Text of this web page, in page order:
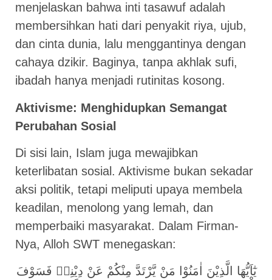
menjelaskan bahwa inti tasawuf adalah
membersihkan hati dari penyakit riya, ujub,
dan cinta dunia, lalu menggantinya dengan
cahaya dzikir. Baginya, tanpa akhlak sufi,
ibadah hanya menjadi rutinitas kosong.
Aktivisme: Menghidupkan Semangat
Perubahan Sosial
Di sisi lain, Islam juga mewajibkan
keterlibatan sosial. Aktivisme bukan sekadar
aksi politik, tetapi meliputi upaya membela
keadilan, menolong yang lemah, dan
memperbaiki masyarakat. Dalam Firman-
Nya, Alloh SWT menegaskan:
يٰٓاَيُّهَا الَّذِيْنَ اٰمَنُوْا مَنْ يَّرْتَدَّ مِنْكُمْ عَنْ دِيْنِهٖ فَسَوْفَ